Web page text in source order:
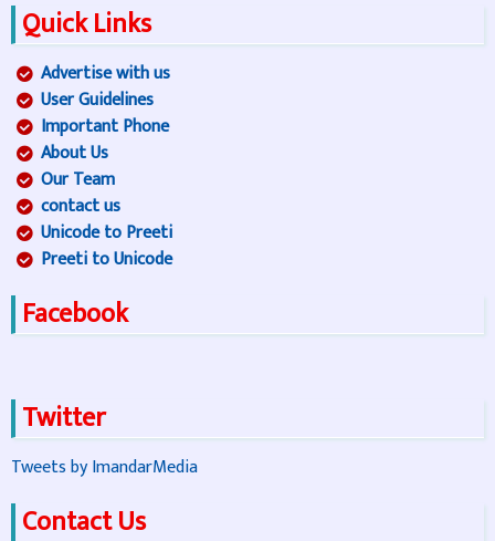
Quick Links
Advertise with us
User Guidelines
Important Phone
About Us
Our Team
contact us
Unicode to Preeti
Preeti to Unicode
Facebook
Twitter
Tweets by ImandarMedia
Contact Us